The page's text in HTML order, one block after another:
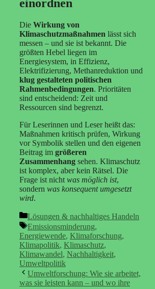
einordnen
Die Wirkung von
Klimaschutzmaßnahmen lässt sich
messen – und sie ist bekannt. Die
größten Hebel liegen im
Energiesystem, in Effizienz,
Elektrifizierung, Methanreduktion und
klug gestalteten politischen
Rahmenbedingungen. Prioritäten
sind entscheidend: Zeit und
Ressourcen sind begrenzt.
Für Leserinnen und Leser heißt das:
Maßnahmen kritisch prüfen, Wirkung
vor Symbolik stellen und den eigenen
Beitrag im größeren
Zusammenhang sehen. Klimaschutz
ist komplex, aber kein Rätsel. Die
Frage ist nicht was möglich ist,
sondern was konsequent umgesetzt
wird.
Kategorien
Lösungen & nachhaltiges Handeln
Schlagwörter
Emissionsminderung,
Energiewende, Klimaforschung,
Klimapolitik, Klimaschutz,
Klimawandel, Nachhaltigkeit,
Umweltpolitik
Umweltforschung: Wie sie arbeitet,
was sie leisten kann – und wo ihre